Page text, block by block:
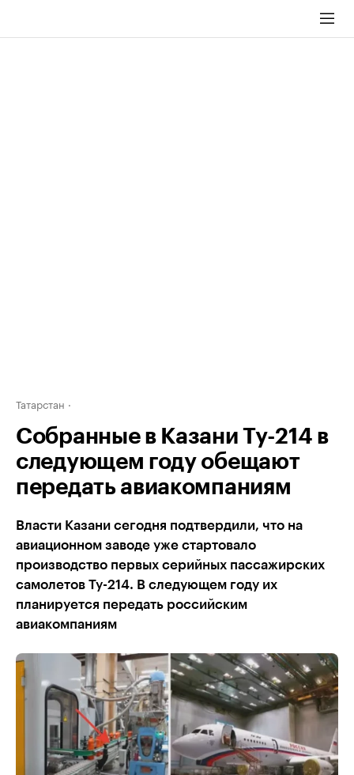
Татарстан
Собранные в Казани Ту-214 в
следующем году обещают
передать авиакомпаниям
Власти Казани сегодня подтвердили, что на
авиационном заводе уже стартовало
производство первых серийных пассажирских
самолетов Ту-214. В следующем году их
планируется передать российским
авиакомпаниям